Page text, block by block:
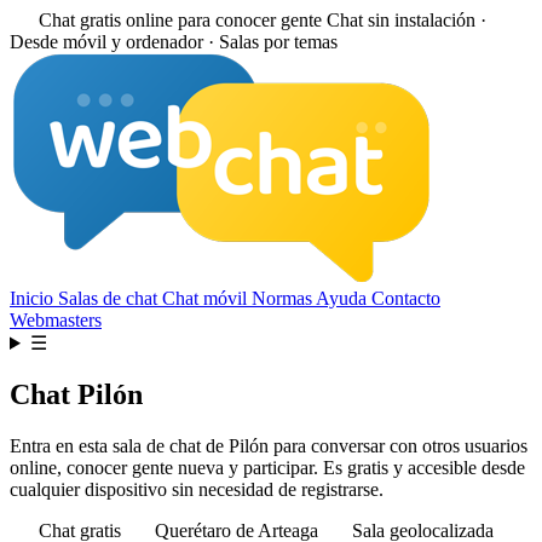
Chat gratis online para conocer gente Chat sin instalación ·
Desde móvil y ordenador · Salas por temas
Inicio Salas de chat Chat móvil Normas Ayuda Contacto
Webmasters
☰
Chat Pilón
Entra en esta sala de chat de Pilón para conversar con otros usuarios
online, conocer gente nueva y participar. Es gratis y accesible desde
cualquier dispositivo sin necesidad de registrarse.
Chat gratis
Querétaro de Arteaga
Sala geolocalizada